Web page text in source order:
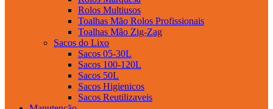
Rolos Multiusos
Toalhas Mão Rolos Profissionais
Toalhas Mão Zig-Zag
Sacos do Lixo
Sacos 05-30L
Sacos 100-120L
Sacos 50L
Sacos Higienicos
Sacos Reutilizaveis